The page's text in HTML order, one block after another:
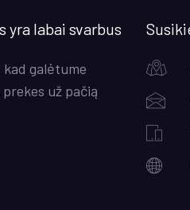
yra labai svarbus
kad galėtume
už pačią